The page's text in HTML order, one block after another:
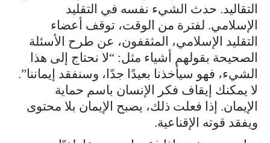
التقاليد. حدث الشيء نفسه في التقليد
الإسلامي. لفترة من الوقت، توقف أعضاء
التقليد الإسلامي، المثقفون، عن طرح الأسئلة
الصحيحة بقولهم أشياء مثل: “لا نحتاج إلى هذا
الشيء، فهو سيأخذنا بعيدًا جدًا، وسنفقد إيماننا”.
لا يمكنك إيقاف فكر الإنسان باسم حماية
الإيمان. إذا فعلت ذلك، يصبح الإيمان بلا محتوى
ويفقد قوته الإقناعية.